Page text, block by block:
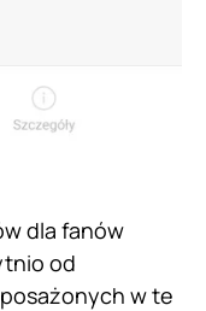
dla fanów
od
w te